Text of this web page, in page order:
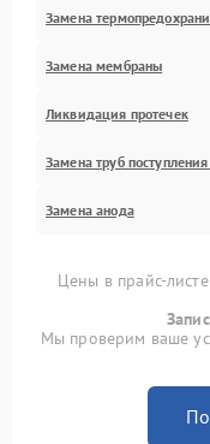
Замена
Замена мембраны
Ликвидация протечек
Замена труб
Замена анода
Цены в прайс-
Мы проверим ваше